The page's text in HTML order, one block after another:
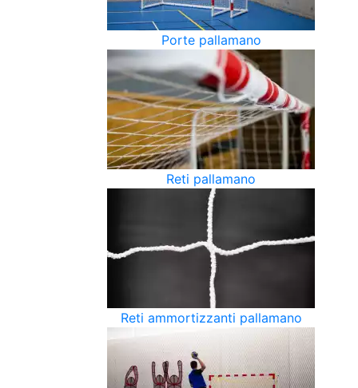
Porte pallamano
Reti pallamano
Reti ammortizzanti pallamano